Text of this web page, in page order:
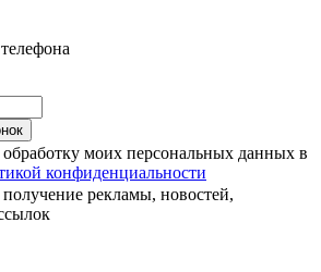
обработку моих персональных данных в
конфиденциальности
получение рекламы, новостей,